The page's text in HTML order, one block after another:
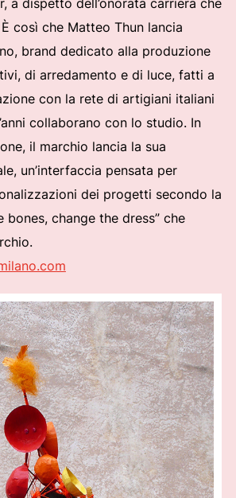
a dispetto dell’onorata carriera che
così che Matteo Thun lancia
brand dedicato alla produzione
di arredamento e di luce, fatti a
con la rete di artigiani italiani
collaborano con lo studio. In
il marchio lancia la sua
un’interfaccia pensata per
dei progetti secondo la
bones, change the dress” che